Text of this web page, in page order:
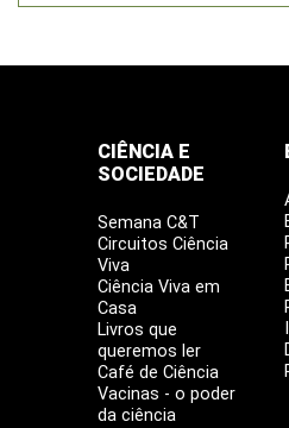
CIÊNCIA E
SOCIEDADE
Semana C&T
Circuitos Ciência
Viva
Ciência Viva em
Casa
Livros que
queremos ler
Café de Ciência
Vacinas - o poder
da ciência